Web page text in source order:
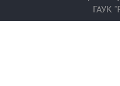
ГАУК